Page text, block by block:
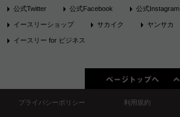
公式Twitter 公式Facebook 公式Instagram
イースリーショップ サカイク ヤンサカ
イースリー for ビジネス
プライバシーポリシー 利用規約